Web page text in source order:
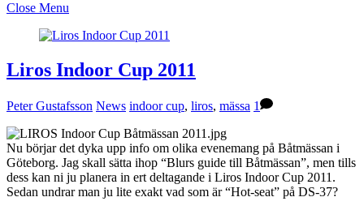
Close Menu
Liros Indoor Cup 2011
Peter Gustafsson News indoor cup, liros, mässa 1
Nu börjar det dyka upp info om olika evenemang på Båtmässan i
Göteborg. Jag skall sätta ihop “Blurs guide till Båtmässan”, men tills
dess kan ni ju planera in ert deltagande i Liros Indoor Cup 2011.
Sedan undrar man ju lite exakt vad som är “Hot-seat” på DS-37?